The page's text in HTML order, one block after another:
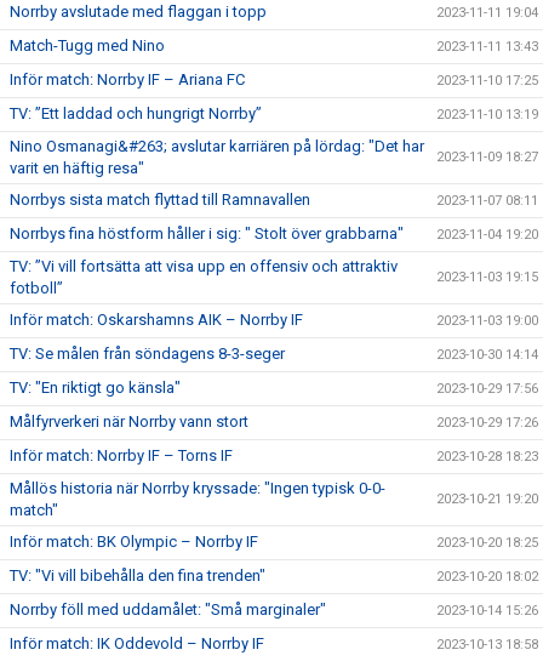
Norrby avslutade med flaggan i topp 2023-11-11 19:04
Match-Tugg med Nino 2023-11-11 13:43
Inför match: Norrby IF – Ariana FC 2023-11-10 17:25
TV: ”Ett laddad och hungrigt Norrby” 2023-11-10 13:19
Nino Osmanagi&#263; avslutar karriären på lördag: "Det har
varit en häftig resa"
2023-11-09 18:27
Norrbys sista match flyttad till Ramnavallen 2023-11-07 08:11
Norrbys fina höstform håller i sig: " Stolt över grabbarna" 2023-11-04 19:20
TV: ”Vi vill fortsätta att visa upp en offensiv och attraktiv
fotboll”
2023-11-03 19:15
Inför match: Oskarshamns AIK – Norrby IF 2023-11-03 19:00
TV: Se målen från söndagens 8-3-seger 2023-10-30 14:14
TV: "En riktigt go känsla" 2023-10-29 17:56
Målfyrverkeri när Norrby vann stort 2023-10-29 17:26
Inför match: Norrby IF – Torns IF 2023-10-28 18:23
Mållös historia när Norrby kryssade: "Ingen typisk 0-0-
match"
2023-10-21 19:20
Inför match: BK Olympic – Norrby IF 2023-10-20 18:25
TV: "Vi vill bibehålla den fina trenden" 2023-10-20 18:02
Norrby föll med uddamålet: "Små marginaler" 2023-10-14 15:26
Inför match: IK Oddevold – Norrby IF 2023-10-13 18:58